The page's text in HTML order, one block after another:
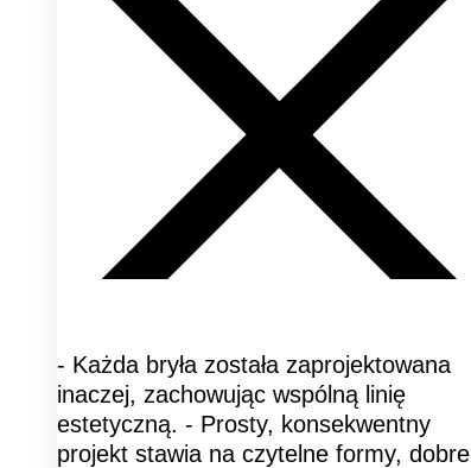
- Każda bryła została zaprojektowana
inaczej, zachowując wspólną linię
estetyczną. - Prosty, konsekwentny
projekt stawia na czytelne formy, dobre